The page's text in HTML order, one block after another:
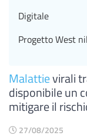
Malattievirali
disponibile un
mitigare il
27/08/2025
Digitale
Progetto West